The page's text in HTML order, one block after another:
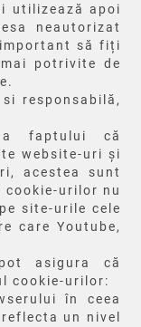
utilizează apoi
neautorizat
să fiți
potrivite de
responsabilă,
faptului că
website-uri și
acestea sunt
cookie-urilor nu
site-urile cele
care Youtube,
asigura că
cookie-urilor:
în ceea
un nivel